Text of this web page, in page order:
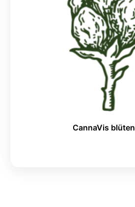
CannaVis blüten